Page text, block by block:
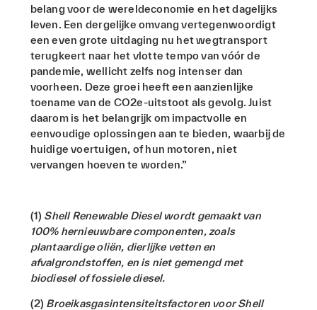
belang voor de wereldeconomie en het dagelijks
leven. Een dergelijke omvang vertegenwoordigt
een even grote uitdaging nu het wegtransport
terugkeert naar het vlotte tempo van vóór de
pandemie, wellicht zelfs nog intenser dan
voorheen. Deze groei heeft een aanzienlijke
toename van de CO2e-uitstoot als gevolg. Juist
daarom is het belangrijk om impactvolle en
eenvoudige oplossingen aan te bieden, waarbij de
huidige voertuigen, of hun motoren, niet
vervangen hoeven te worden.”
(1) Shell Renewable Diesel wordt gemaakt van
100% hernieuwbare componenten, zoals
plantaardige oliën, dierlijke vetten en
afvalgrondstoffen, en is niet gemengd met
biodiesel of fossiele diesel.
(2) Broeikasgasintensiteitsfactoren voor Shell